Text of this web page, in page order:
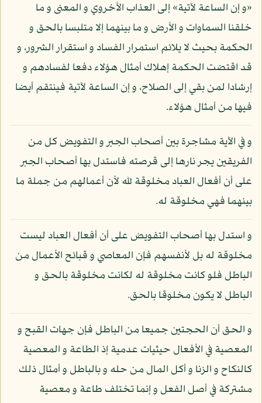
«و إن الساعة لآتية» إلى العذاب الأخروي و المعنى و ما
خلقنا السماوات و الأرض و ما بينهما إلا متلبسا بالحق و
الحكمة بحيث لا يلائم استمرار الفساد و استقرار الشرور، و
قد اقتضت الحكمة إهلاك أمثال هؤلاء دفعا لفسادهم و
إرشادا لمن بقي إلى الصلاح، و إن الساعة لآتية فينتقم أيضا
فيها من أمثال هؤلاء.
و في الآية مشاجرة بين أصحاب الجبر و التفويض كل من
الفريقين يجر نارها إلى قرصته فاستدل بها أصحاب الجبر
على أن أفعال العباد مخلوقة لله لأن أعمالهم من جملة ما
بينهما فهي مخلوقة له.
و استدل بها أصحاب التفويض على أن أفعال العباد ليست
مخلوقة له بل لأنفسهم فإن المعاصي و قبائح الأعمال من
الباطل فلو كانت مخلوقة له لكانت مخلوقة بالحق و
الباطل لا يكون مخلوقا بالحق.
و الحق أن الحجتين جميعا من الباطل فإن جهات القبح و
المعصية في الأفعال حيثيات عدمية إذ الطاعة و المعصية
كالنكاح و الزنا و أكل المال من حله و بالباطل و أمثال ذلك
مشتركة في أصل الفعل و إنما تختلف طاعة و معصية